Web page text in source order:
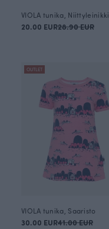
VIOLA tunika, Niittyleinikki
20.00 EUR28.90 EUR
OUTLET
VIOLA tunika, Saaristo
30.00 EUR41.00 EUR